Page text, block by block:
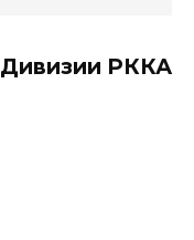
Дивизии РККА